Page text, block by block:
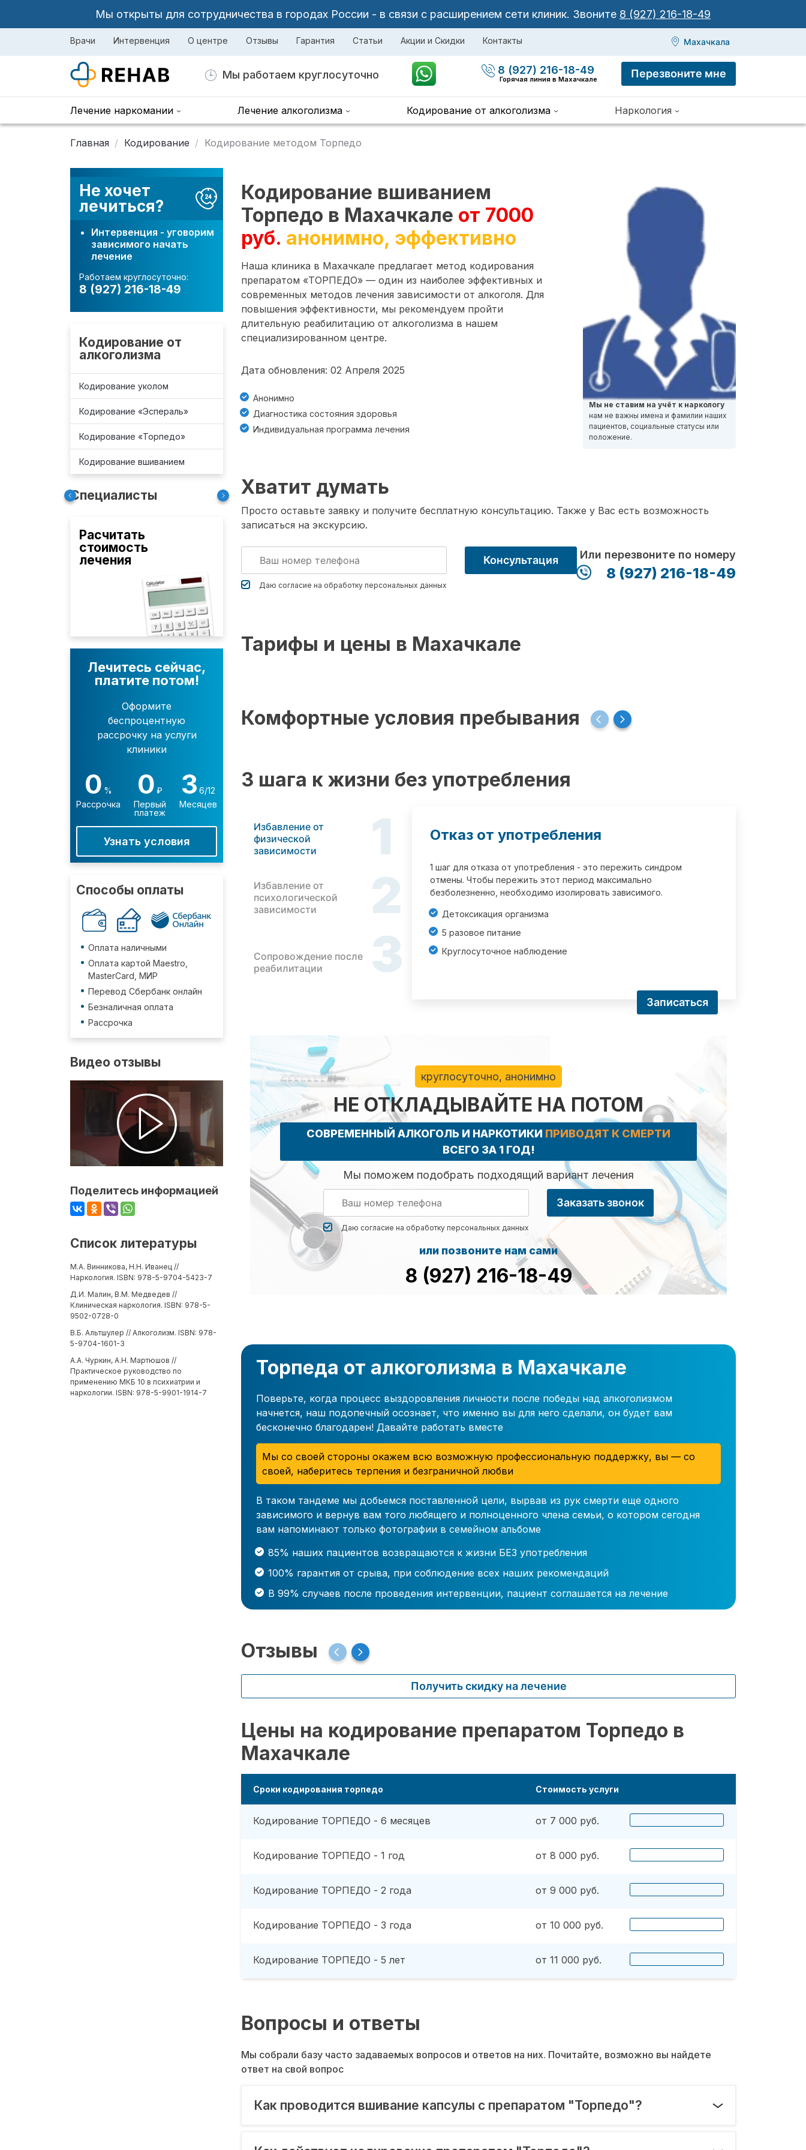
Мы открыты для сотрудничества в городах России - в связи с расширением сети клиник. Звоните 8 (927) 216-18-49
Врачи Интервенция О центре Отзывы Гарантия Статьи Акции и Скидки Контакты Махачкала
Мы работаем круглосуточно 8 (927) 216-18-49
Горячая линия в Махачкале Перезвоните мне
Лечение наркомании Лечение алкоголизма Кодирование от алкоголизма Наркология
Главная Кодирование Кодирование методом Торпедо
Не хочет
лечиться?
Интервенция - уговорим
зависимого начать
лечение
Работаем круглосуточно:
8 (927) 216-18-49
Кодирование от
алкоголизма
Кодирование уколом
Кодирование «Эспераль»
Кодирование «Торпедо»
Кодирование вшиванием
Специалисты
Расчитать
стоимость
лечения
Лечитесь сейчас,
платите потом!
Оформите
беспроцентную
рассрочку на услуги
клиники
0 %
Рассрочка
0 ₽
Первый
платеж
3 6/12
Месяцев
Узнать условия
Способы оплаты
Оплата наличными
Оплата картой Maestro,
MasterCard, МИР
Перевод Сбербанк онлайн
Безналичная оплата
Рассрочка
Видео отзывы
Поделитесь информацией
Список литературы
М.А. Винникова, Н.Н. Иванец //
Наркология. ISBN: 978-5-9704-5423-7
Д.И. Малин, В.М. Медведев //
Клиническая наркология. ISBN: 978-5-
9502-0728-0
В.Б. Альтшулер // Алкоголизм. ISBN: 978-
5-9704-1601-3
А.А. Чуркин, А.Н. Мартюшов //
Практическое руководство по
применению МКБ 10 в психиатрии и
наркологии. ISBN: 978-5-9901-1914-7
Кодирование вшиванием
Торпедо в Махачкале от 7000
руб. анонимно, эффективно
Наша клиника в Махачкале предлагает метод кодирования
препаратом «ТОРПЕДО» — один из наиболее эффективных и
современных методов лечения зависимости от алкоголя. Для
повышения эффективности, мы рекомендуем пройти
длительную реабилитацию от алкоголизма в нашем
специализированном центре.
Дата обновления: 02 Апреля 2025
Анонимно
Диагностика состояния здоровья
Индивидуальная программа лечения
Мы не ставим на учёт к наркологу
нам не важны имена и фамилии наших
пациентов, социальные статусы или
положение.
Хватит думать
Просто оставьте заявку и получите бесплатную консультацию. Также у Вас есть возможность
записаться на экскурсию.
Даю согласие на обработку персональных данных
Консультация Или перезвоните по номеру
8 (927) 216-18-49
Тарифы и цены в Махачкале
Комфортные условия пребывания
3 шага к жизни без употребления
Избавление от
физической
зависимости
1
Избавление от
психологической
зависимости
2
Сопровождение после
реабилитации
3
Отказ от употребления
1 шаг для отказа от употребления - это пережить синдром
отмены. Чтобы пережить этот период максимально
безболезненно, необходимо изолировать зависимого.
Детоксикация организма
5 разовое питание
Круглосуточное наблюдение
Записаться
круглосуточно, анонимно
НЕ ОТКЛАДЫВАЙТЕ НА ПОТОМ
СОВРЕМЕННЫЙ АЛКОГОЛЬ И НАРКОТИКИ ПРИВОДЯТ К СМЕРТИ
ВСЕГО ЗА 1 ГОД!
Мы поможем подобрать подходящий вариант лечения
Даю согласие на обработку персональных данных
Заказать звонок
или позвоните нам сами
8 (927) 216-18-49
Торпеда от алкоголизма в Махачкале
Поверьте, когда процесс выздоровления личности после победы над алкоголизмом
начнется, наш подопечный осознает, что именно вы для него сделали, он будет вам
бесконечно благодарен! Давайте работать вместе
Мы со своей стороны окажем всю возможную профессиональную поддержку, вы — со
своей, наберитесь терпения и безграничной любви
В таком тандеме мы добьемся поставленной цели, вырвав из рук смерти еще одного
зависимого и вернув вам того любящего и полноценного члена семьи, о котором сегодня
вам напоминают только фотографии в семейном альбоме
85% наших пациентов возвращаются к жизни БЕЗ употребления
100% гарантия от срыва, при соблюдение всех наших рекомендаций
В 99% случаев после проведения интервенции, пациент соглашается на лечение
Отзывы
Получить скидку на лечение
Цены на кодирование препаратом Торпедо в
Махачкале
Сроки кодирования торпедо Стоимость услуги
Кодирование ТОРПЕДО - 6 месяцев от 7 000 руб.
Кодирование ТОРПЕДО - 1 год от 8 000 руб.
Кодирование ТОРПЕДО - 2 года от 9 000 руб.
Кодирование ТОРПЕДО - 3 года от 10 000 руб.
Кодирование ТОРПЕДО - 5 лет от 11 000 руб.
Вопросы и ответы
Мы собрали базу часто задаваемых вопросов и ответов на них. Почитайте, возможно вы найдете
ответ на свой вопрос
Как проводится вшивание капсулы с препаратом "Торпедо"?